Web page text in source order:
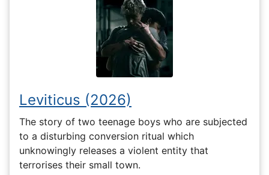
Leviticus (2026)
The story of two teenage boys who are subjected
to a disturbing conversion ritual which
unknowingly releases a violent entity that
terrorises their small town.